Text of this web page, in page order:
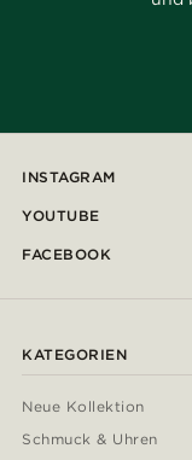
INSTAGRAM
YOUTUBE
FACEBOOK
KATEGORIEN
Neue Kollektion
Schmuck & Uhren